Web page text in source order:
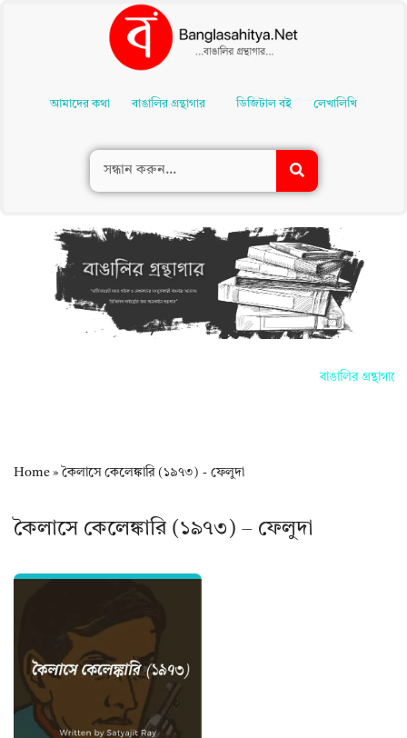
Contentআমাদের কথা বাঙালির গ্রন্থাগার ডিজিটাল বই লেখালিখি
বাঙালির
Home » কৈলাসে কেলেঙ্কারি (১৯৭৩) - ফেলুদা
কৈলাসে কেলেঙ্কারি (১৯৭৩) – ফেলুদা